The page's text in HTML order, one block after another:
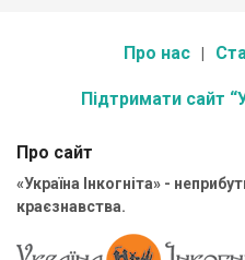
Про нас
Підтримати сайт
Про сайт
«Україна Інкогніта» -
краєзнавства.